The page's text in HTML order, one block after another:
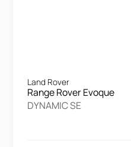
Land Rover
Range Rover Evoque
DYNAMIC SE